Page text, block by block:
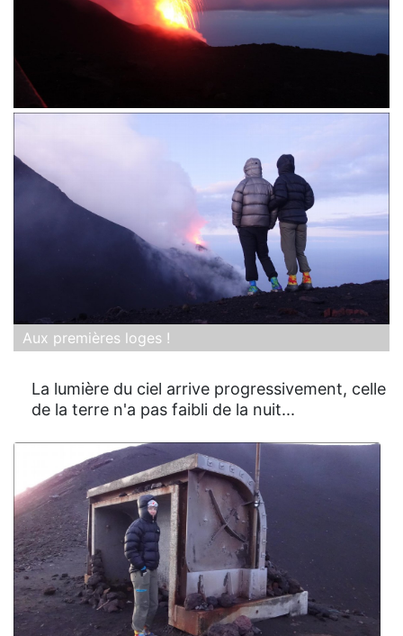
Aux premières loges !
La lumière du ciel arrive progressivement, celle
de la terre n'a pas faibli de la nuit...